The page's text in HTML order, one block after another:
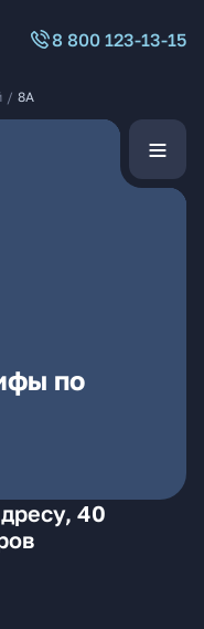
8 800 123-13-15
/ 8А
по
40